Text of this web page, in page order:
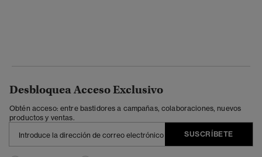
Desbloquea Acceso Exclusivo
Obtén acceso: entre bastidores a campañas, colaboraciones, nuevos
productos y ventas.
SUSCRÍBETE